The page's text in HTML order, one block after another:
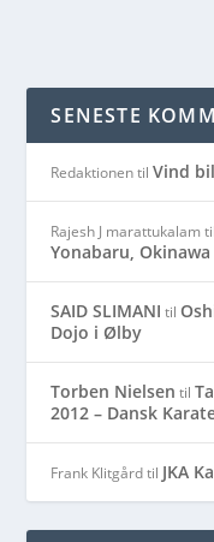
SENESTE
RedaktionentilVind
Rajesh J marattukalam
Yonabaru, Okinawa
SAID SLIMANI til
Dojo i Ølby
Torben Nielsen til
2012 – Dansk
Frank Klitgårdtil JKA